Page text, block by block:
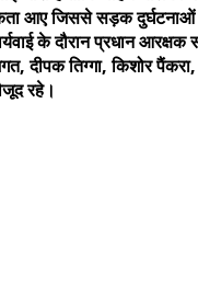
आए जिससे सड़क दुर्घटनाओं
के दौरान प्रधान
दीपक तिग्गा, किशोर
रहे।